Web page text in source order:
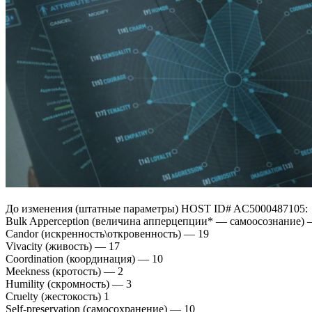
До изменения (штатные параметры) HOST ID# AC5000487105:
Bulk Apperception (величина апперцепции* — самоосознание)
Candor (искренность\откровенность) — 19
Vivacity (живость) — 17
Coordination (координация) — 10
Meekness (кротость) — 2
Humility (скромность) — 3
Cruelty (жестокость) 1
Self-preservation (cамосохранение) — 10